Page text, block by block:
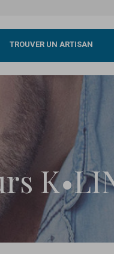
TROUVER UN ARTISAN